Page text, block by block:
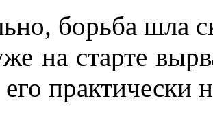
борьба шла
на старте
его практически